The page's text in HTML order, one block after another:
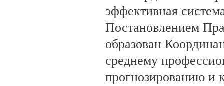
эффективная
Постановлением
образован
среднему
прогнозированию и